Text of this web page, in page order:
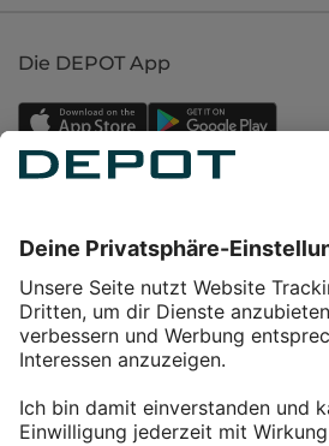
Die DEPOT App
Service
Über DEPOT
Kontakt